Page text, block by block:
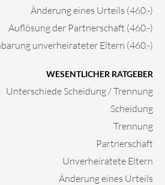
Änderung eines Urteils (460.-)
Auflösung der Partnerschaft (460.-)
unverheirateter Eltern (460.-)
WESENTLICHER RATGEBER
Unterschiede Scheidung / Trennung
Scheidung
Trennung
Partnerschaft
Unverheiratete Eltern
Änderung eines Urteils